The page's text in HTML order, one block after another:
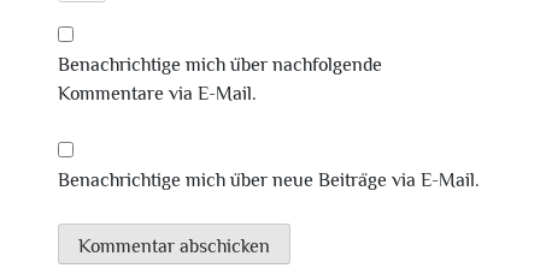
Benachrichtige mich über nachfolgende
Kommentare via E-Mail.
Benachrichtige mich über neue Beiträge via E-Mail.